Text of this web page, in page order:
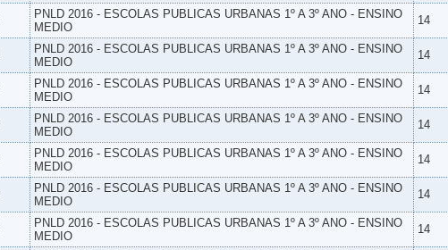
PNLD 2016 - ESCOLAS PUBLICAS URBANAS 1º A 3º ANO - ENSINO
MEDIO
14
PNLD 2016 - ESCOLAS PUBLICAS URBANAS 1º A 3º ANO - ENSINO
MEDIO
14
PNLD 2016 - ESCOLAS PUBLICAS URBANAS 1º A 3º ANO - ENSINO
MEDIO
14
PNLD 2016 - ESCOLAS PUBLICAS URBANAS 1º A 3º ANO - ENSINO
MEDIO
14
PNLD 2016 - ESCOLAS PUBLICAS URBANAS 1º A 3º ANO - ENSINO
MEDIO
14
PNLD 2016 - ESCOLAS PUBLICAS URBANAS 1º A 3º ANO - ENSINO
MEDIO
14
PNLD 2016 - ESCOLAS PUBLICAS URBANAS 1º A 3º ANO - ENSINO
MEDIO
14